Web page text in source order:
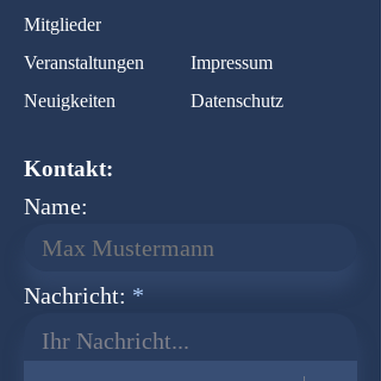
Mitglieder
Veranstaltungen
Impressum
Neuigkeiten
Datenschutz
Kontakt:
Name:
Nachricht:
Ihr Nachricht...